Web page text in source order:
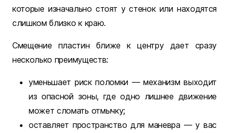
которые изначально стоят у стенок или находятся
слишком близко к краю.
Смещение пластин ближе к центру дает сразу
несколько преимуществ:
уменьшает риск поломки — механизм выходит
из опасной зоны, где одно лишнее движение
может сломать отмычку;
оставляет пространство для маневра — у вас